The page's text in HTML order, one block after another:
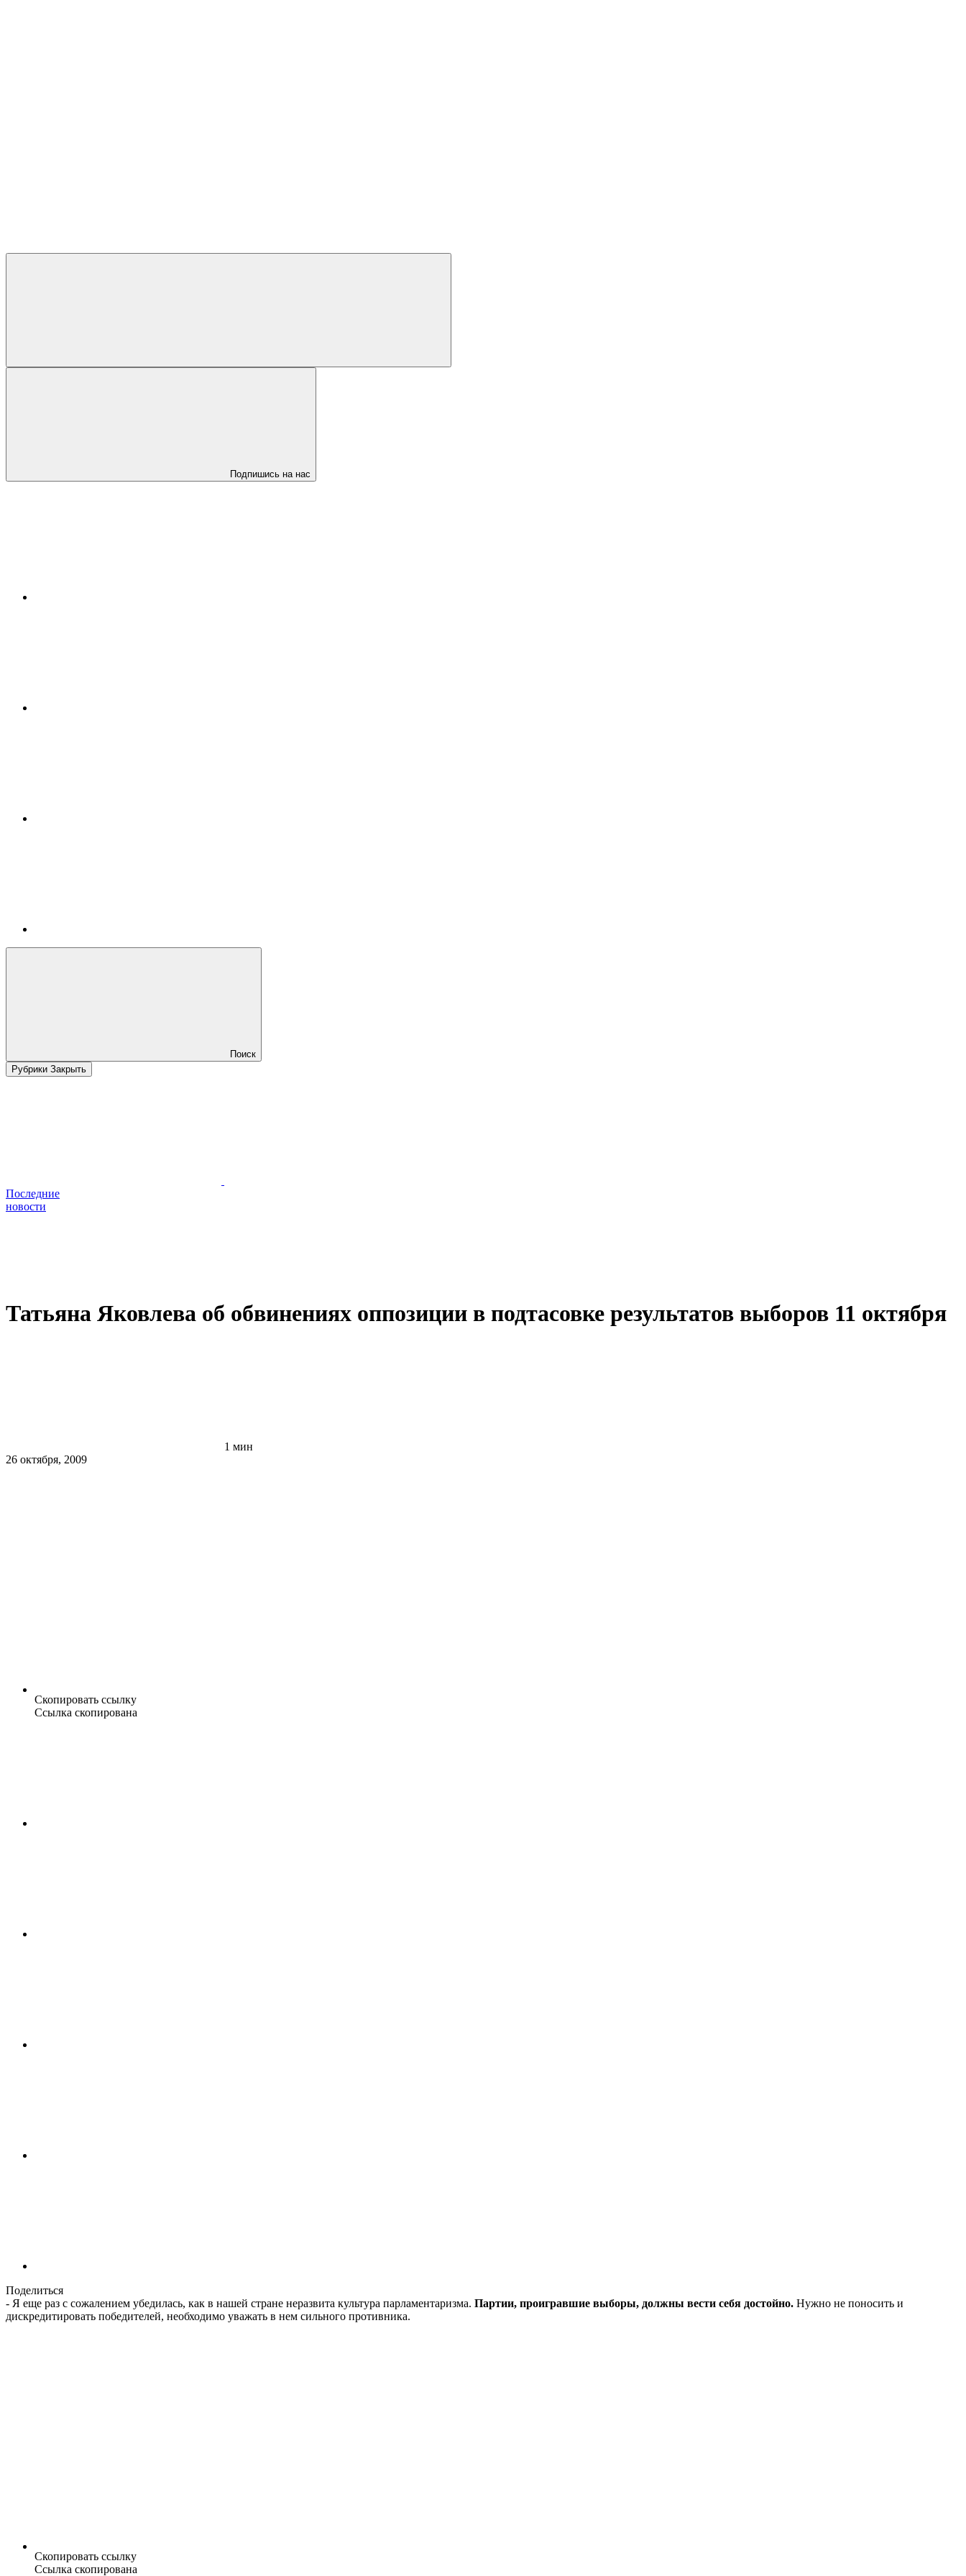
Подпишись на нас
Поиск
Рубрики Закрыть
Последние
новости
Татьяна Яковлева об обвинениях оппозиции в подтасовке результатов выборов 11 октября
1 мин
26 октября, 2009
Скопировать ссылку
Ссылка скопирована
Поделиться
- Я еще раз с сожалением убедилась, как в нашей стране неразвита культура парламентаризма. Партии, проигравшие выборы, должны вести себя достойно. Нужно не поносить и
дискредитировать победителей, необходимо уважать в нем сильного противника.
Скопировать ссылку
Ссылка скопирована